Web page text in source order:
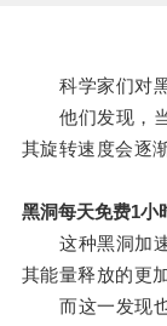
科学家们对黑
他们发现，当
其旋转速度会逐
黑洞每天免费1小
这种黑洞加速
其能量释放的更
而这一发现也